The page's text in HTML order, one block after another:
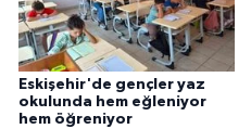
Eskişehir'de gençler yaz
okulunda hem eğleniyor
hem öğreniyor